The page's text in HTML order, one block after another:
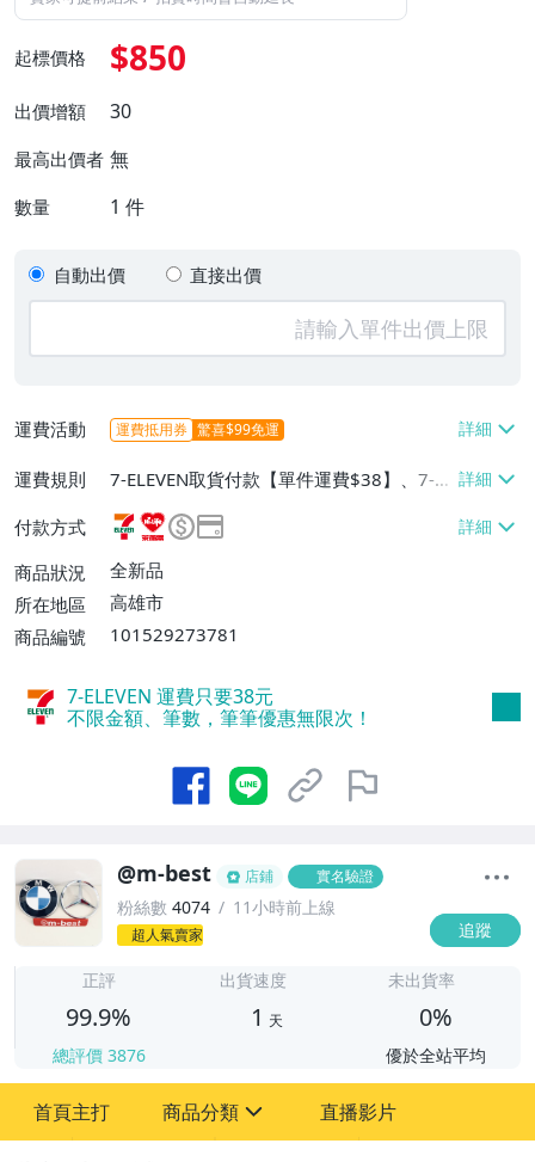
起標價格 $850
出價增額 30
最高出價者 無
數量 1 件
自動出價 直接出價
運費活動 運費抵用券 驚喜$99免運
運費規則
7-ELEVEN取貨付款【單件運費$38】、7-EL
EVEN取貨不付款【單件運費$38】、萊爾富
取貨付款【單件運費$60】、宅配/貨運【單
件運費$100】、郵局掛號【單件運費$8
0】、面交/自取/不寄送【免運費】
付款方式
商品狀況
全新品
所在地區
高雄市
商品編號
101529273781
7-ELEVEN 運費只要38元
不限金額、筆數，筆筆優惠無限次！
@m-best 店鋪 實名驗證
粉絲數 4074 11小時前上線
超人氣賣家 追蹤
正評
99.9%
總評價 3876
出貨速度
1 天
未出貨率
0%
優於全站平均
首頁主打 商品分類 直播影片